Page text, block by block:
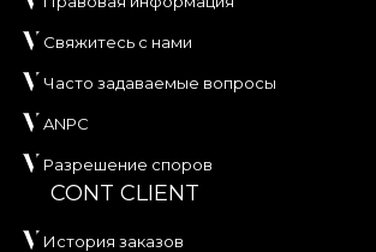
Свяжитесь с нами
Часто задаваемые вопросы
ANPC
Разрешение споров
CONT CLIENT
История заказов